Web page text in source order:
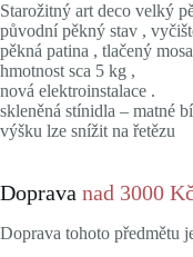
Starožitný art deco velký
původní pěkný stav ,
pěkná patina , tlačený
hmotnost sca 5 kg ,
nová elektroinstalace .
skleněná stínidla – matné
výšku lze snížit na řetězu
Doprava nad 3000
Doprava tohoto předmětu